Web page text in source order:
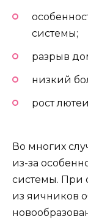
системы;
разрыв
низкий
рост
Во многих
из-за
системы. При
из яичников